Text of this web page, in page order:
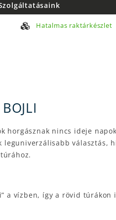
Hatalmas raktárkészlet
horgásznak nincs ideje
választás,
a vízben, így a rövid